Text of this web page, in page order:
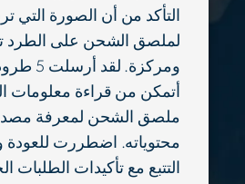
لملصق الشحن على الطرد
ومركزة.
أتمكن من قراءة معلومات
ملصق الشحن لمعرفة
محتوياته. اضطررت للعودة
التتبع مع تأكيدات الطلبات